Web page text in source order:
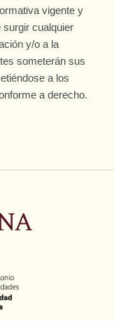
vigente y
surgir cualquier
y/o a la
someterán sus
a los
a derecho.